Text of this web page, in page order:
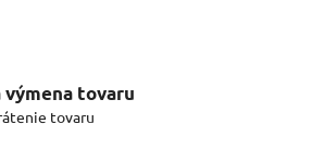
výmena tovaru
tovaru